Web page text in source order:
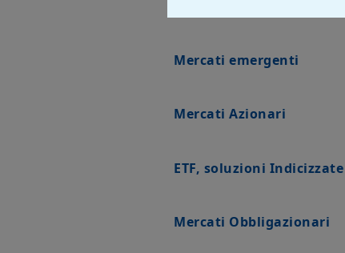
Mercati emergenti
Mercati Azionari
ETF, soluzioni
Mercati Obbligazionari